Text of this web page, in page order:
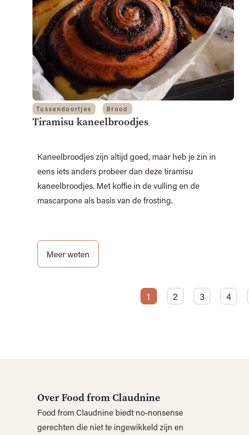
Tussendoortjes Brood
Tiramisu kaneelbroodjes
Kaneelbroodjes zijn altijd goed, maar heb je zin in
eens iets anders probeer dan deze tiramisu
kaneelbroodjes. Met koffie in de vulling en de
mascarpone als basis van de frosting.
Meer weten
1 2 3 4
Over Food from Claudnine
Food from Claudnine biedt no-nonsense
gerechten die niet te ingewikkeld zijn en